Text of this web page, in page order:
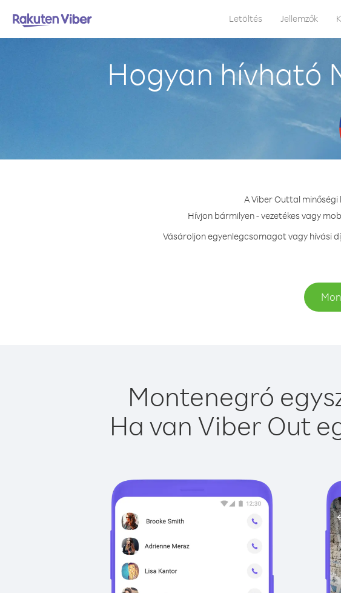
Letöltés Jellemzők
Hogyan hívható
A Viber Outtal
Hívjon bármilyen - vezetékes vagy
Vásároljon egyenlegcsomagot vagy hívási
Montenegró
Ha van Viber Out